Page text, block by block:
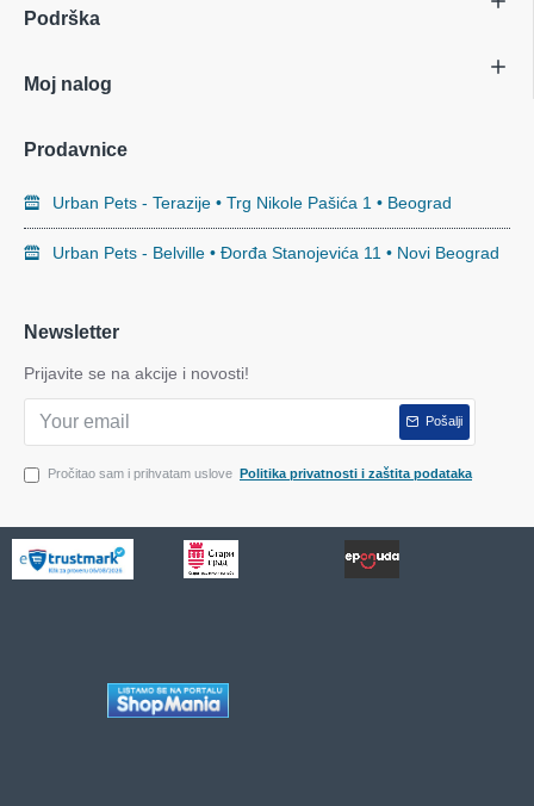
Podrška
Moj nalog
Prodavnice
Urban Pets - Terazije • Trg Nikole Pašića 1 • Beograd
Urban Pets - Belville • Đorđa Stanojevića 11 • Novi Beograd
Newsletter
Prijavite se na akcije i novosti!
Pošalji
Pročitao sam i prihvatam uslove Politika privatnosti i zaštita podataka